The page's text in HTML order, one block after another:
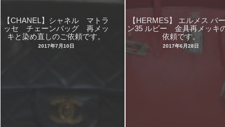
【CHANEL】シャネル マトラ
ッセ チェーンバッグ 再メッ
キと染め直しのご依頼です。
2017年7月10日
【HERMES】 エルメス バ
ン35 ルビー 金具再メッキ
依頼です。
2017年6月28日